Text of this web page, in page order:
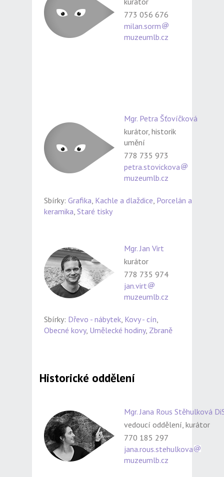
773 056 676
milan.sorm
muzeumlb.cz
Mgr. Petra Šťovíčková
kurátor, historik
umění
778 735 973
petra.stovickova
muzeumlb.cz
Sbírky: Grafika, Kachle a dlaždice, Porcelán a
keramika, Staré tisky
Mgr. Jan Virt
kurátor
778 735 974
jan.virt
muzeumlb.cz
Sbírky: Dřevo - nábytek, Kovy - cín,
Obecné kovy, Umělecké hodiny, Zbraně
Historické oddělení
Mgr. Jana Rous Stěhulková
vedoucí oddělení, kurátor
770 185 297
jana.rous.stehulkova
muzeumlb.cz